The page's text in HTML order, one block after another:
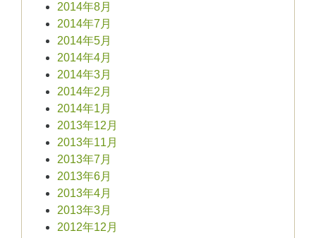
2014年8月
2014年7月
2014年5月
2014年4月
2014年3月
2014年2月
2014年1月
2013年12月
2013年11月
2013年7月
2013年6月
2013年4月
2013年3月
2012年12月